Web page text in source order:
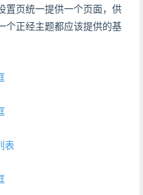
置页统一提供一个页面，供
个正经主题都应该提供的基
表